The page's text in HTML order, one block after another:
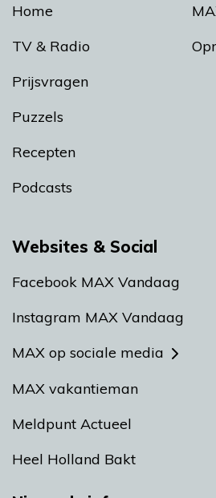
Home
TV & Radio
Prijsvragen
Puzzels
Recepten
Podcasts
Websites & Social
Facebook MAX Vandaag
Instagram MAX Vandaag
MAX op sociale media
MAX vakantieman
Meldpunt Actueel
Heel Holland Bakt